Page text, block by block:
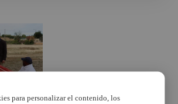
para personalizar el contenido, los